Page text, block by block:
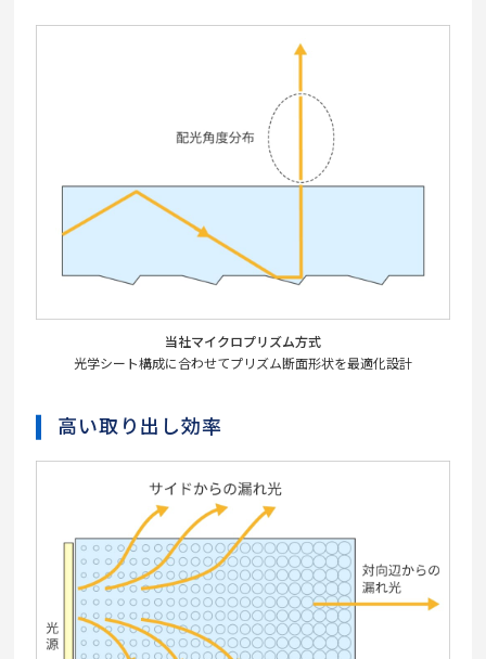
当社マイクロプリズム方式
光学シート構成に合わせてプリズム断面形状を最適化設計
高い取り出し効率